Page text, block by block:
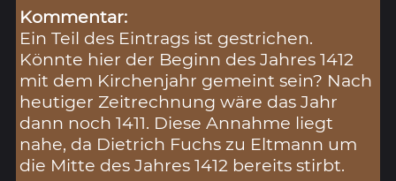
Kommentar:
Ein Teil des Eintrags ist gestrichen.
Könnte hier der Beginn des Jahres 1412
mit dem Kirchenjahr gemeint sein? Nach
heutiger Zeitrechnung wäre das Jahr
dann noch 1411. Diese Annahme liegt
nahe, da Dietrich Fuchs zu Eltmann um
die Mitte des Jahres 1412 bereits stirbt.